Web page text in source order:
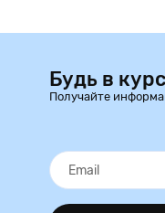
Будь в
Получайте